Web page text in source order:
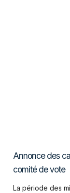
Annonce des
comité de vote
La période des